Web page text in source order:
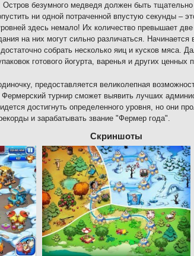
безумного медведя должен быть
ни одной потраченной впустую секунды –
здесь немало! Их количество превышает
на них могут сильно различаться.
собрать несколько яиц и кусков мяса.
готового йогурта, варенья и других ценных
предоставляется великолепная
турнир сможет выявить лучших
достигнуть определенного уровня, но они
и зарабатывать звание "Фермер года".
Скриншоты